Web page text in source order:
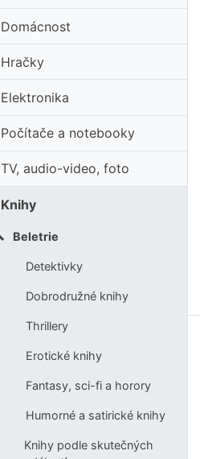
Domácnost
Hračky
Elektronika
Počítače a notebooky
TV, audio-video, foto
Knihy
Beletrie
Detektivky
Dobrodružné knihy
Thrillery
Erotické knihy
Fantasy, sci-fi a horory
Humorné a satirické knihy
Knihy podle skutečných